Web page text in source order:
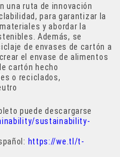
una ruta de innovación
para garantizar la
y abordar la
Además, se
de envases de cartón a
el envase de alimentos
cartón hecho
o reciclados,
puede descargarse
sustainability-
https://we.tl/t-